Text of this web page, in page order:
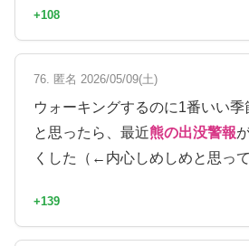
+108
76. 匿名 2026/05/09(土)
ウォーキングするのに1番いい季
と思ったら、最近熊の出没警報
くした（←内心しめしめと思って
+139